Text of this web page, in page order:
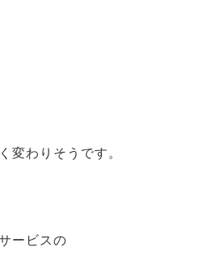
変わりそうです。
ービスの